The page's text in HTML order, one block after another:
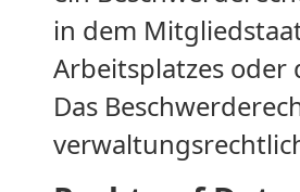
in dem
Arbeitsplatzes oder
Das